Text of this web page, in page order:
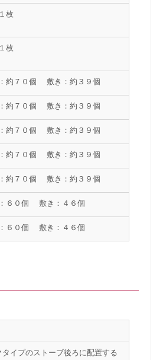
枚
枚
約７０個 敷き：約３９個
約７０個 敷き：約３９個
約７０個 敷き：約３９個
約７０個 敷き：約３９個
約７０個 敷き：約３９個
６０個 敷き：４６個
６０個 敷き：４６個
タイプのストーブ後ろに配置する